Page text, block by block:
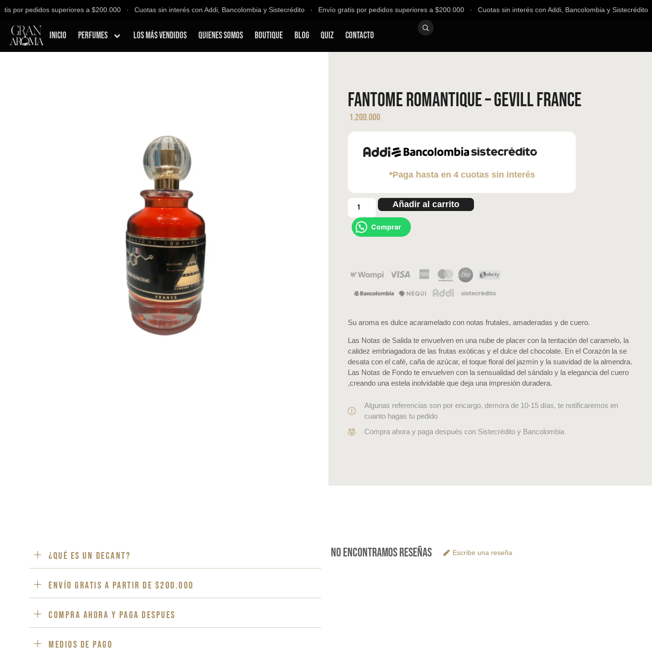
pedidos superiores a $200.000 ∙ Cuotas sin interés con Addi, Bancolombia y Sistecrédito ∙ Envío gratis por pedidos superiores a $200.000 ∙ Cuotas sin interés con Addi, Bancolombia y
Inicio Perfumes Los Más Vendidos Quienes Somos Boutique Blog QUIZ Contacto
Fantome Romantique – Gevill France
1.200.000
*Paga hasta en 4 cuotas sin interés
Añadir al carrito
Comprar
Su aroma es dulce acaramelado con notas frutales, amaderadas y de cuero.
Las Notas de Salida te envuelven en una nube de placer con la tentación del caramelo, la
calidez embriagadora de las frutas exóticas y el dulce del chocolate. En el Corazón la se
desata con el café, caña de azúcar, el toque floral del jazmín y la suavidad de la almendra.
Las Notas de Fondo te envuelven con la sensualidad del sándalo y la elegancia del cuero
,creando una estela inolvidable que deja una impresión duradera.
Algunas referencias son por encargo, demora de 10-15 días, te notificaremos en
cuanto hagas tu pedido
Compra ahora y paga después con Sistecrédito y Bancolombia
¿Qué es un decant?
ENVÍO GRATIS a partir de $200.000
Compra ahora y paga despues
Medios de pago
No encontramos reseñas Escribe una reseña